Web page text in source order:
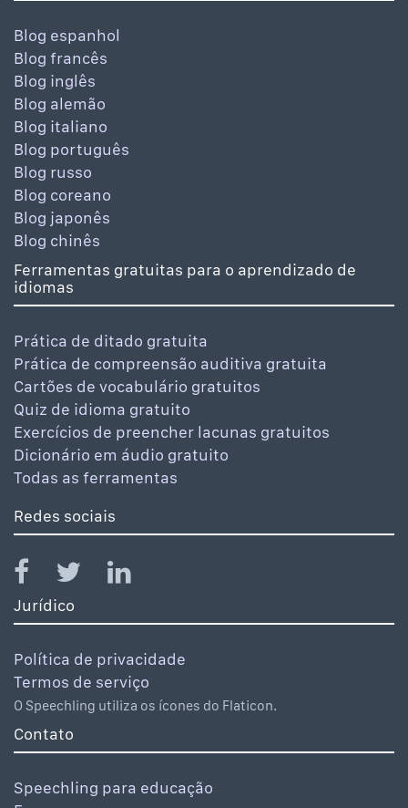
Blog espanhol
Blog francês
Blog inglês
Blog alemão
Blog italiano
Blog português
Blog russo
Blog coreano
Blog japonês
Blog chinês
Ferramentas gratuitas para o aprendizado de
idiomas
Prática de ditado gratuita
Prática de compreensão auditiva gratuita
Cartões de vocabulário gratuitos
Quiz de idioma gratuito
Exercícios de preencher lacunas gratuitos
Dicionário em áudio gratuito
Todas as ferramentas
Redes sociais
Jurídico
Política de privacidade
Termos de serviço
O Speechling utiliza os ícones do Flaticon.
Contato
Speechling para educação